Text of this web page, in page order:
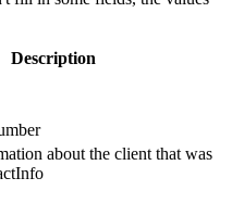
Description
about the client that was